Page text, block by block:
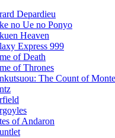
Depardieu
no Ue no Ponyo
Heaven
Express 999
of Death
of Thrones
The Count of
of Andaron